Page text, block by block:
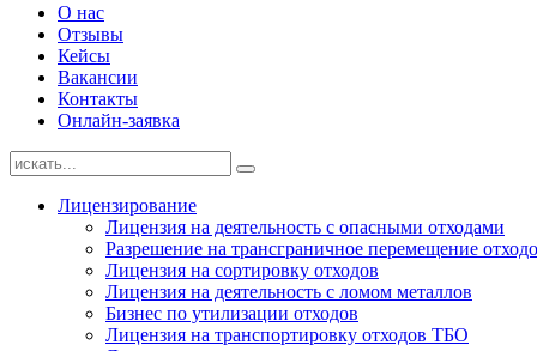
О нас
Отзывы
Кейсы
Вакансии
Контакты
Онлайн-заявка
Лицензирование
Лицензия на деятельность с опасными отходами
Разрешение на трансграничное перемещение
Лицензия на сортировку отходов
Лицензия на деятельность с ломом металлов
Бизнес по утилизации отходов
Лицензия на транспортировку отходов ТБО